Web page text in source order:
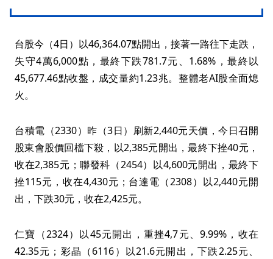
台股今（4日）以46,364.07點開出，接著一路往下走跌，
失守4萬6,000點，最終下跌781.7元、1.68%，最終以
45,677.46點收盤，成交量約1.23兆。整體老AI股全面熄
火。
台積電（2330）昨（3日）刷新2,440元天價，今日召開
股東會股價回檔下殺，以2,385元開出，最終下挫40元，
收在2,385元；聯發科（2454）以4,600元開出，最終下
挫115元，收在4,430元；台達電（2308）以2,440元開
出，下跌30元，收在2,425元。
仁寶（2324）以45元開出，重挫4,7元、9.99%，收在
42.35元；彩晶（6116）以21.6元開出，下跌2.25元、